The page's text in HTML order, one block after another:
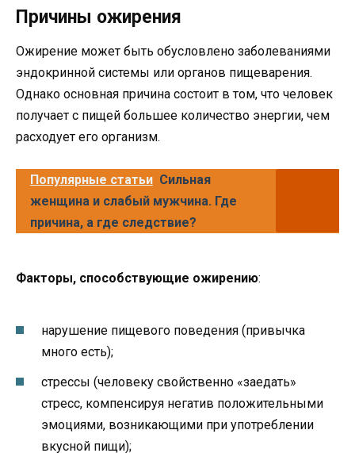
Причины ожирения
Ожирение может быть обусловлено заболеваниями
эндокринной системы или органов пищеварения.
Однако основная причина состоит в том, что человек
получает с пищей большее количество энергии, чем
расходует его организм.
Популярные статьи Сильная
женщина и слабый мужчина. Где
причина, а где следствие?
Факторы, способствующие ожирению:
нарушение пищевого поведения (привычка
много есть);
стрессы (человеку свойственно «заедать»
стресс, компенсируя негатив положительными
эмоциями, возникающими при употреблении
вкусной пищи);